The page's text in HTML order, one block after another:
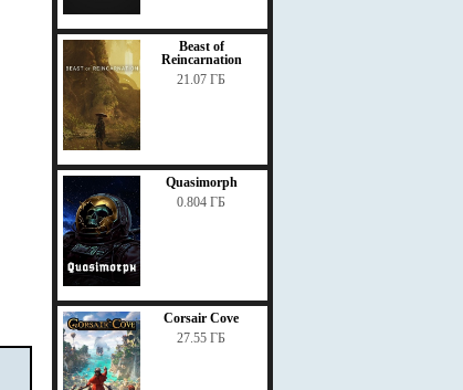
Beast of
Reincarnation
21.07 ГБ
Quasimorph
0.804 ГБ
Corsair Cove
27.55 ГБ